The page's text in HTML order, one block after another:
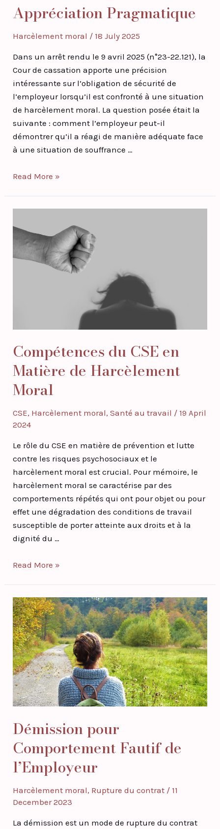
Appréciation Pragmatique
Harcèlement moral / 18 July 2025
Dans un arrêt rendu le 9 avril 2025 (n°23-22.121), la
Cour de cassation apporte une précision
intéressante sur l’obligation de sécurité de
l’employeur lorsqu’il est confronté à une situation
de harcèlement moral. La question posée était la
suivante : comment l’employeur peut-il
démontrer qu’il a réagi de manière adéquate face
à une situation de souffrance …
Read More »
Compétences du CSE en
Matière de Harcèlement
Moral
CSE, Harcèlement moral,Santé au travail / 19 April
2024
Le rôle du CSE en matière de prévention et lutte
contre les risques psychosociaux et le
harcèlement moral est crucial. Pour mémoire, le
harcèlement moral se caractérise par des
comportements répétés qui ont pour objet ou pour
effet une dégradation des conditions de travail
susceptible de porter atteinte aux droits et à la
dignité du …
du
CSE
Read More »
Démission pour
Comportement Fautif de
l’Employeur
Harcèlement moral, Rupture du contrat / 11
December 2023
La démission est un mode de rupture du contrat
Démission
pour
Comportement
Fautif
de
l’Employeur